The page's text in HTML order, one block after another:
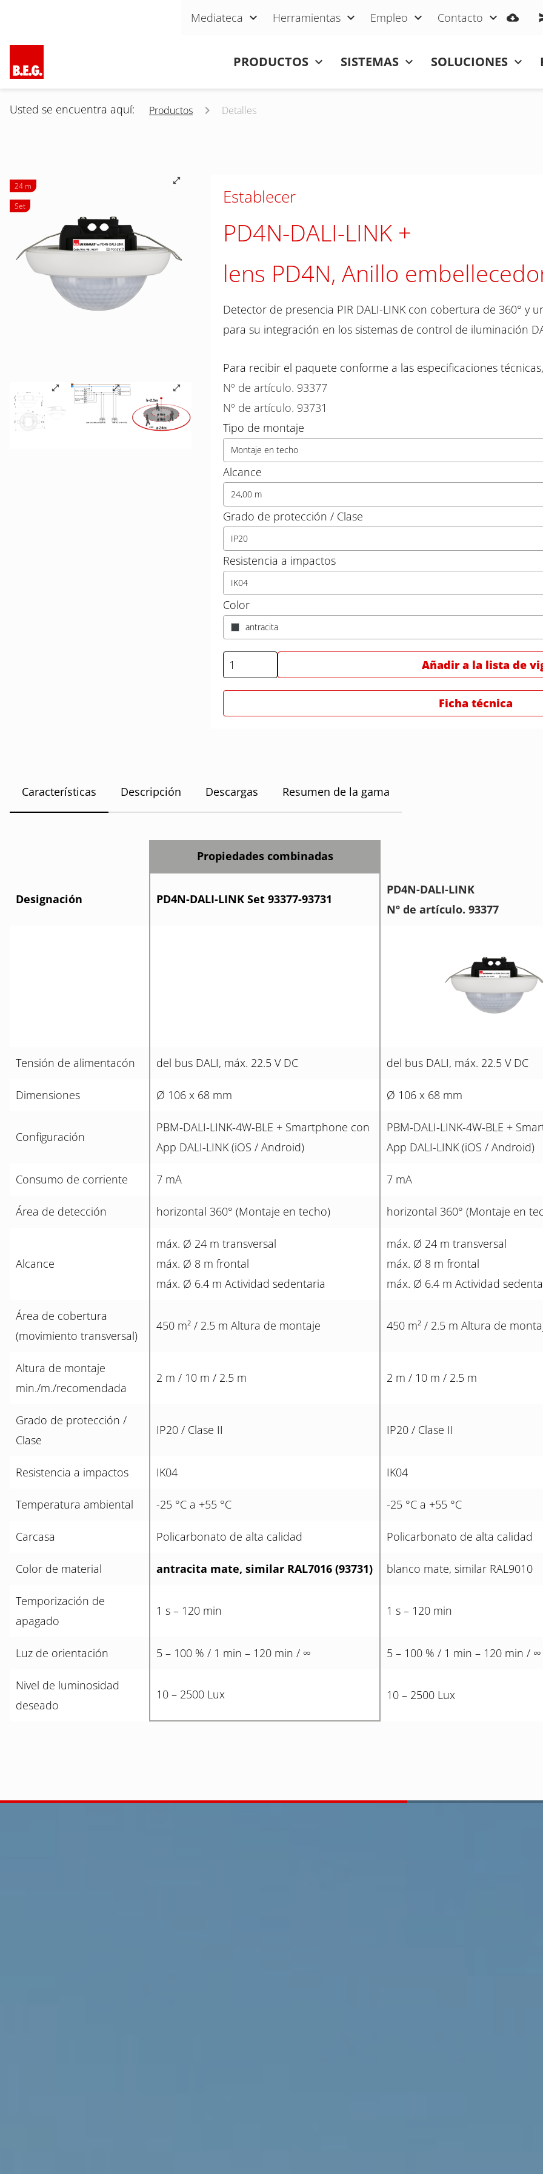
Saltar navegación
Mediateca Herramientas Empleo Contacto
PRODUCTOS SISTEMAS SOLUCIONES
Usted se encuentra aquí: Productos Detalles
24 m
Set
Establecer
PD4N-DALI-LINK
lens PD4N, Anillo
Detector de presencia PIR DALI-LINK con cobertura de 360° y
para su integración en los sistemas de control de iluminación
Para recibir el paquete conforme a las especificaciones
Nº de artículo. 93377
Nº de artículo. 93731
Tipo de montaje
Montaje en techo
Alcance
24,00 m
Grado de protección / Clase
IP20
Resistencia a impactos
IK04
Color
antracita
Añadir a la lista de
Ficha técnica
Características Descripción Descargas Resumen de la gama
Propiedades combinadas
Designación PD4N-DALI-LINK Set 93377-93731
PD4N-DALI-LINK
Nº de artículo. 93377
Tensión de alimentacón del bus DALI, máx. 22.5 V DC del bus DALI, máx. 22.5 V DC
Dimensiones Ø 106 x 68 mm Ø 106 x 68 mm
Configuración
PBM-DALI-LINK-4W-BLE + Smartphone con
App DALI-LINK (iOS / Android)
PBM-DALI-LINK-4W-BLE +
App DALI-LINK (iOS / Android)
Consumo de corriente 7 mA 7 mA
Área de detección horizontal 360° (Montaje en techo) horizontal 360° (Montaje en
Alcance
máx. Ø 24 m transversal
máx. Ø 8 m frontal
máx. Ø 6.4 m Actividad sedentaria
máx. Ø 24 m transversal
máx. Ø 8 m frontal
máx. Ø 6.4 m Actividad
Área de cobertura
(movimiento transversal)
450 m² / 2.5 m Altura de montaje 450 m² / 2.5 m Altura de
Altura de montaje
min./m./recomendada
2 m / 10 m / 2.5 m 2 m / 10 m / 2.5 m
Grado de protección /
Clase
IP20 / Clase II IP20 / Clase II
Resistencia a impactos IK04 IK04
Temperatura ambiental -25 °C a +55 °C -25 °C a +55 °C
Carcasa Policarbonato de alta calidad Policarbonato de alta calidad
Color de material antracita mate, similar RAL7016 (93731) blanco mate, similar RAL9010
Temporización de
apagado
1 s – 120 min 1 s – 120 min
Luz de orientación 5 – 100 % / 1 min – 120 min / ∞ 5 – 100 % / 1 min – 120 min / ∞
Nivel de luminosidad
deseado
10 – 2500 Lux 10 – 2500 Lux